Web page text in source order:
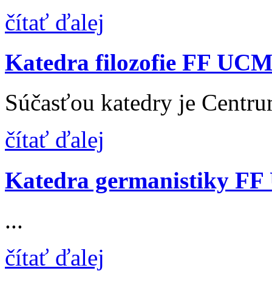
čítať ďalej
Katedra filozofie FF
Súčasťou katedry je
čítať ďalej
Katedra germanistiky FF
...
čítať ďalej